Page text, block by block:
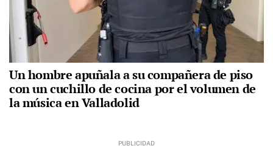
Un hombre apuñala a su compañera de piso
con un cuchillo de cocina por el volumen de
la música en Valladolid